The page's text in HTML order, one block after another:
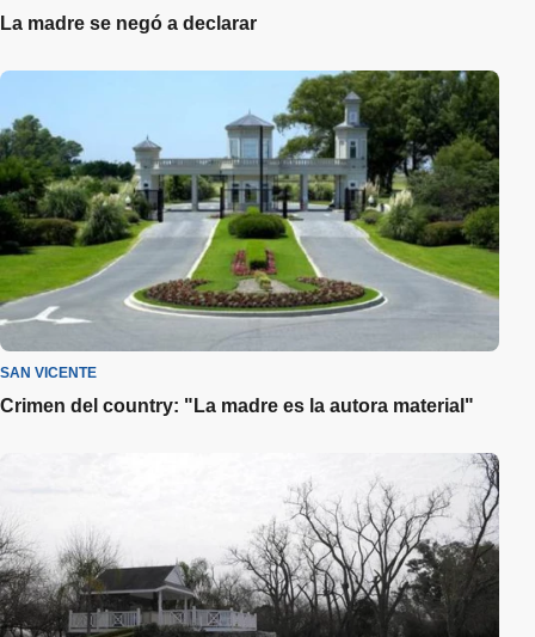
La madre se negó a declarar
SAN VICENTE
Crimen del country: "La madre es la autora material"